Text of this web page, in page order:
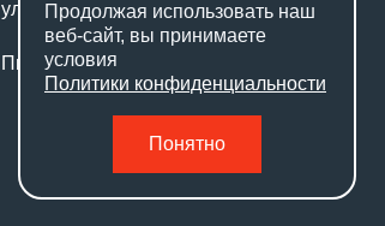
улица Маршала Новикова, 28Е
Пн – Пт: с 9:00 до 18:00
Продолжая использовать наш
веб-сайт, вы принимаете
условия
Политики конфиденциальности
Понятно